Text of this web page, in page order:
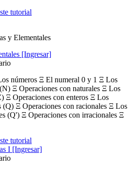
tutorial
y Elementales
[Ingresar]
números Ξ El numeral 0 y 1 Ξ Los
Ξ Operaciones con naturales Ξ Los
Ξ Operaciones con enteros Ξ Los
(Q) Ξ Operaciones con racionales Ξ Los
(Q') Ξ Operaciones con irracionales Ξ
tutorial
I [Ingresar]